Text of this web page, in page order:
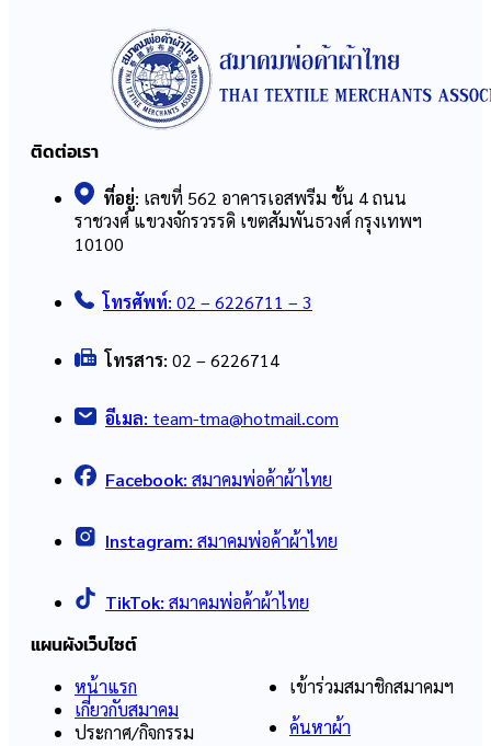
ติดต่อเรา
ที่อยู่: เลขที่ 562 อาคารเอสพรีม ชั้น 4 ถนน
ราชวงศ์ แขวงจักรวรรดิ เขตสัมพันธวงศ์ กรุงเทพฯ
10100
โทรศัพท์: 02 – 6226711 – 3
โทรสาร: 02 – 6226714
อีเมล: team-tma@hotmail.com
Facebook: สมาคมพ่อค้าผ้าไทย
Instagram: สมาคมพ่อค้าผ้าไทย
TikTok: สมาคมพ่อค้าผ้าไทย
แผนผังเว็บไซต์
หน้าแรก
เกี่ยวกับสมาคม
ประกาศ/กิจกรรม
เข้าร่วมสมาชิกสมาคมฯ
ค้นหาผ้า